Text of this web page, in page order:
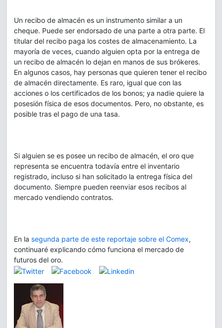
Un recibo de almacén es un instrumento similar a un
cheque. Puede ser endorsado de una parte a otra parte. El
titular del recibo paga los costes de almacenamiento. La
mayoría de veces, cuando alguien opta por la entrega de
un recibo de almacén lo dejan en manos de sus brókeres.
En algunos casos, hay personas que quieren tener el recibo
de almacén directamente. Es raro, igual que con las
acciones o los certificados de los bonos; ya nadie quiere la
posesión física de esos documentos. Pero, no obstante, es
posible tras el pago de una tasa.
Si alguien se es posee un recibo de almacén, el oro que
representa se encuentra todavía entre el inventario
registrado, incluso si han solicitado la entrega física del
documento. Siempre pueden reenviar esos recibos al
mercado vendiendo contratos.
En la segunda parte de este reportaje sobre el Comex,
continuaré explicando cómo funciona el mercado de
futuros del oro.